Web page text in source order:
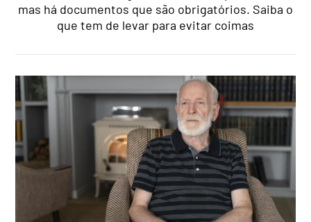
mas há documentos que são obrigatórios. Saiba o
que tem de levar para evitar coimas